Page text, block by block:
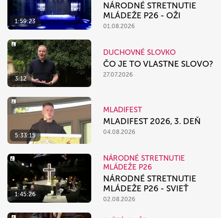
1:59:23
NÁRODNÉ STRETNUTIE
MLÁDEŽE P26 - OŽI
01.08.2026
3:12
DUCHOVNÉ SLOVKO
ČO JE TO VLASTNE SLOVO?
27.07.2026
5:33:15
MLADIFEST
MLADIFEST 2026, 3. DEŇ
04.08.2026
1:45:26
NÁRODNÉ STRETNUTIE
MLÁDEŽE P26
NÁRODNÉ STRETNUTIE
MLÁDEŽE P26 - SVIEŤ
02.08.2026